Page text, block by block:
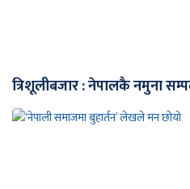
त्रिशूलीबजार : नेपालकै नमुना